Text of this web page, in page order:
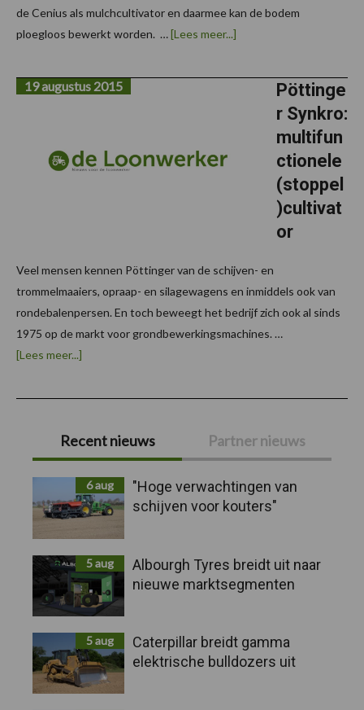
de Cenius als mulchcultivator en daarmee kan de bodem
ploegloos bewerkt worden. …[Lees meer...]
multifunctionele
grondbewerking
Pöttinge
r Synkro:
multifun
ctionele
(stoppel
)cultivat
or
19 augustus 2015
Veel mensen kennen Pöttinger van de schijven- en
trommelmaaiers, opraap- en silagewagens en inmiddels ook van
rondebalenpersen. En toch beweegt het bedrijf zich ook al sinds
1975 op de markt voor grondbewerkingsmachines. …
[Lees meer...]
Primaire
Sidebar
Recent nieuws Partner nieuws
6 aug
"Hoge verwachtingen van
schijven voor kouters"
5 aug
Albourgh Tyres breidt uit naar
nieuwe marktsegmenten
5 aug
Caterpillar breidt gamma
elektrische bulldozers uit